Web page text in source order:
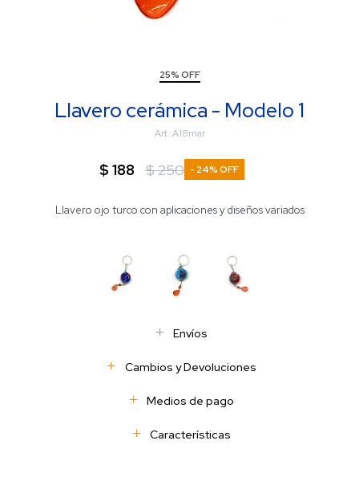
25% OFF
Llavero cerámica - Modelo 1
A18mar
$ 188 $250 24
Llavero ojo turco con aplicaciones y diseños variados
Envíos
Cambios y Devoluciones
Medios de pago
Características